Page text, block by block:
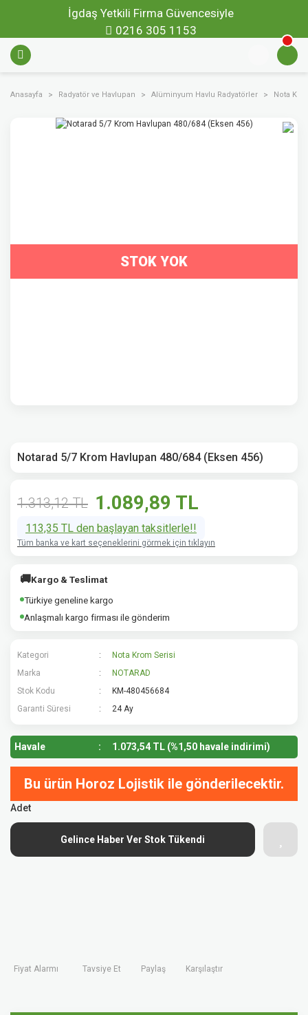
İgdaş Yetkili Firma Güvencesiyle
0216 305 1153
Anasayfa Radyatör ve Havlupan Alüminyum Havlu Radyatörler Nota
STOK YOK
Notarad 5/7 Krom Havlupan 480/684 (Eksen 456)
1.313,12 TL 1.089,89 TL
113,35 TL den başlayan taksitlerle!!
Tüm banka ve kart seçeneklerini görmek için tıklayın
🚚Kargo & Teslimat
Türkiye geneline kargo
Anlaşmalı kargo firması ile gönderim
Kategori
Nota Krom Serisi
Marka
NOTARAD
Stok Kodu
KM-480456684
Garanti Süresi
24 Ay
Havale 1.073,54 TL (%1,50 havale indirimi)
Bu ürün Horoz Lojistik ile gönderilecektir.
Adet
Gelince Haber Ver Stok Tükendi
Fiyat Alarmı Tavsiye Et Paylaş Karşılaştır